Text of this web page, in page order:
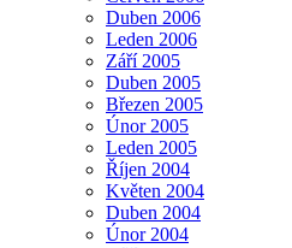
Duben 2006
Leden 2006
Září 2005
Duben 2005
Březen 2005
Únor 2005
Leden 2005
Říjen 2004
Květen 2004
Duben 2004
Únor 2004